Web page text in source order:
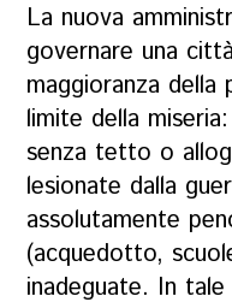
La nuova
governare una
maggioranza
limite della
senza tetto o
lesionate dalla
assolutamente
(acquedotto,
inadeguate. In